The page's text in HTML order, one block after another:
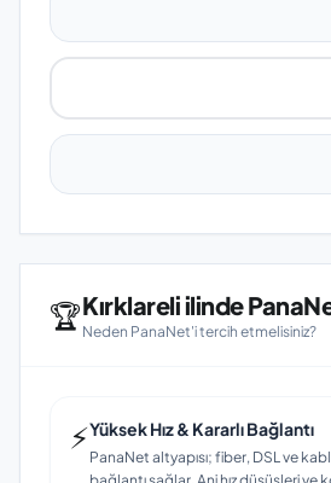
🏆Kırklareli ilinde
Neden PanaNet'i tercih etmelisiniz?
⚡Yüksek Hız & Kararlı Bağlantı
PanaNet altyapısı; fiber, DSL ve